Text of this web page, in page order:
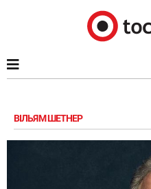
ВІЛЬЯМ ШЕТНЕР